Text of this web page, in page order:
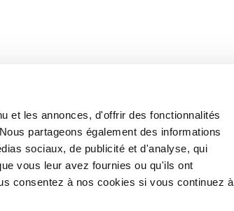
et les annonces, d'offrir des fonctionnalités
partageons également des informations
sociaux, de publicité et d'analyse, qui
vous leur avez fournies ou qu'ils ont
consentez à nos cookies si vous continuez à